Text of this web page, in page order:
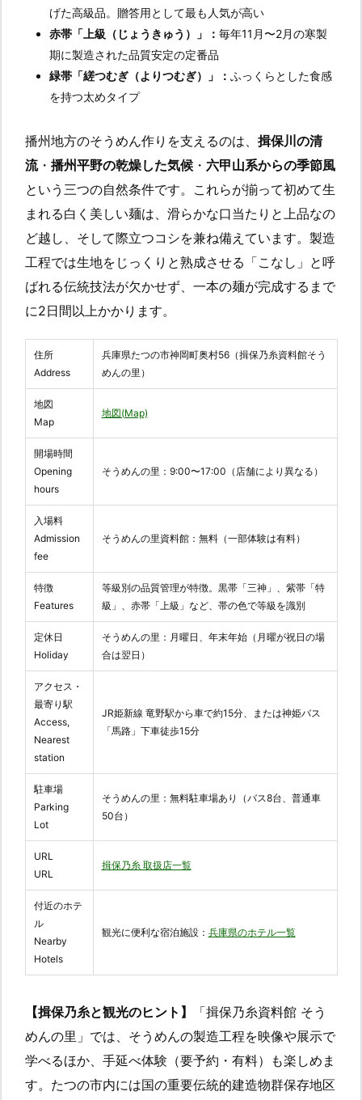
げた高級品。贈答用として最も人気が高い
赤帯「上級（じょうきゅう）」： 毎年11月〜2月の寒製
期に製造された品質安定の定番品
緑帯「縒つむぎ（よりつむぎ）」： ふっくらとした食感
を持つ太めタイプ
播州地方のそうめん作りを支えるのは、 揖保川の清
流・ 播州平野の乾燥した気候・ 六甲山系からの季節風
という三つの自然条件です。これらが揃って初めて生
まれる白く美しい麺は、滑らかな口当たりと上品なの
ど越し、そして際立つコシを兼ね備えています。製造
工程では生地をじっくりと熟成させる「こなし」と呼
ばれる伝統技法が欠かせず、一本の麺が完成するまで
に2日間以上かかります。
住所
Address
兵庫県たつの市神岡町奥村56（揖保乃糸資料館そう
めんの里）
地図
Map
地図(Map)
開場時間
Opening
hours
そうめんの里：9:00〜17:00（店舗により異なる）
入場料
Admission
fee
そうめんの里資料館：無料（一部体験は有料）
特徴
Features
等級別の品質管理が特徴。黒帯「三神」、紫帯「特
級」、赤帯「上級」など、帯の色で等級を識別
定休日
Holiday
そうめんの里：月曜日、年末年始（月曜が祝日の場
合は翌日）
アクセス・
最寄り駅
Access,
Nearest
station
JR姫新線 竜野駅から車で約15分、または神姫バス
「馬路」下車徒歩15分
駐車場
Parking
Lot
そうめんの里：無料駐車場あり（バス8台、普通車
50台）
URL
URL
揖保乃糸 取扱店一覧
付近のホテ
ル
Nearby
Hotels
観光に便利な宿泊施設： 兵庫県のホテル一覧
【揖保乃糸と観光のヒント】
「揖保乃糸資料館 そう
めんの里」では、そうめんの製造工程を映像や展示で
学べるほか、手延べ体験（要予約・有料）も楽しめま
す。たつの市内には国の重要伝統的建造物群保存地区